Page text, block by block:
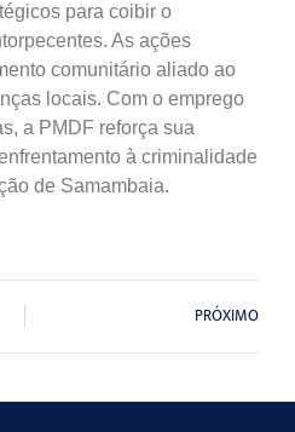
para coibir o
As ações
comunitário aliado ao
locais. Com o emprego
a PMDF reforça sua
à criminalidade
de Samambaia.
PRÓXIMO